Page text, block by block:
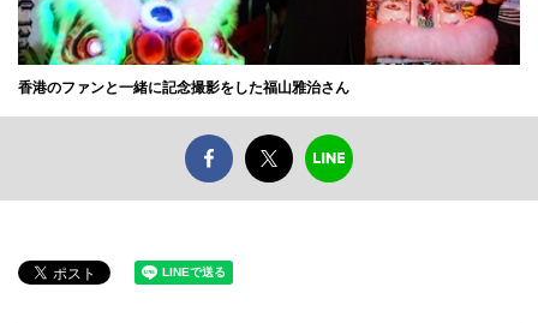
香港のファンと一緒に記念撮影をした福山雅治さん